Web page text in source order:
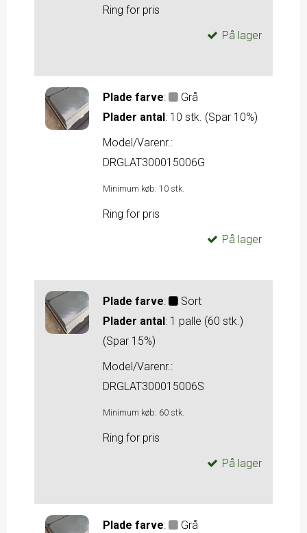
Ring for pris
På lager
Plade farve:
Grå
Plader antal : 10 stk. (Spar 10%)
Model/Varenr.:
DRGLAT300015006G
Minimum køb: 10 stk.
Ring for pris
På lager
Plade farve:
Sort
Plader antal : 1 palle (60 stk.)
(Spar 15%)
Model/Varenr.:
DRGLAT300015006S
Minimum køb: 60 stk.
Ring for pris
På lager
Plade farve:
Grå